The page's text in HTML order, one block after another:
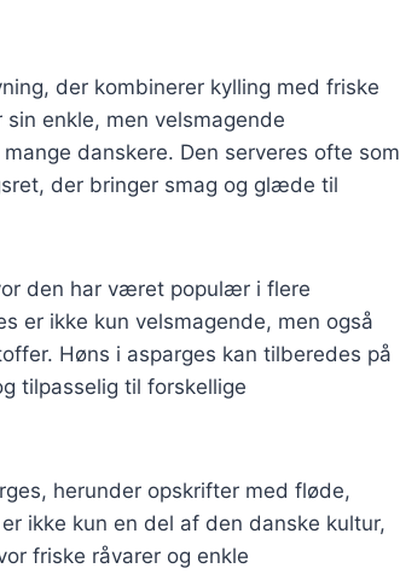
der kombinerer kylling med friske
enkle, men velsmagende
danskere. Den serveres ofte som
der bringer smag og glæde til
den har været populær i flere
er ikke kun velsmagende, men også
Høns i asparges kan tilberedes på
tilpasselig til forskellige
herunder opskrifter med fløde,
ikke kun en del af den danske kultur,
friske råvarer og enkle